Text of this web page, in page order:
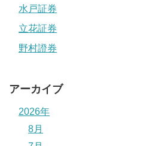
水戸証券
立花証券
野村證券
アーカイブ
2026年
8月